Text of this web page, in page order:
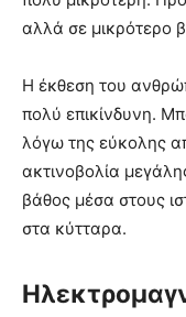
αλλά σε μικρότερο
Η έκθεση του
πολύ επικίνδυνη.
λόγω της εύκολης
ακτινοβολία
βάθος μέσα στους
στα κύτταρα.